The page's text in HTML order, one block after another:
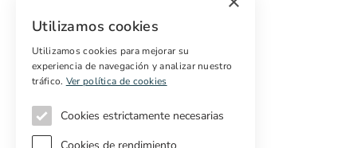
Compradores internacionales
Propiedades off-market
Servicios para compradores
Utilizamos cookies
Utilizamos cookies para mejorar su
experiencia de navegación y analizar nuestro
tráfico. Ver política de cookies
Cookies estrictamente necesarias